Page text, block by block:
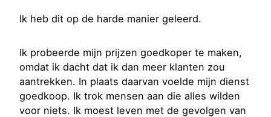
Ik heb dit op de harde manier geleerd.
Ik probeerde mijn prijzen goedkoper te maken,
omdat ik dacht dat ik dan meer klanten zou
aantrekken. In plaats daarvan voelde mijn dienst
goedkoop. Ik trok mensen aan die alles wilden
voor niets. Ik moest leven met de gevolgen van